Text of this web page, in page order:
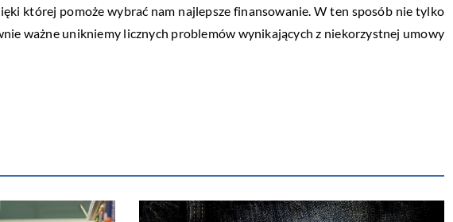
której pomoże wybrać nam najlepsze finansowanie. W ten sposób nie tylko
ważne unikniemy licznych problemów wynikających z niekorzystnej umowy